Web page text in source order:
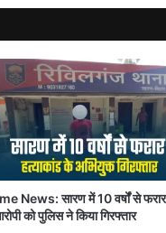
News: सारण में 10 वर्षों से फरार
को पुलिस ने किया गिरफ्तार